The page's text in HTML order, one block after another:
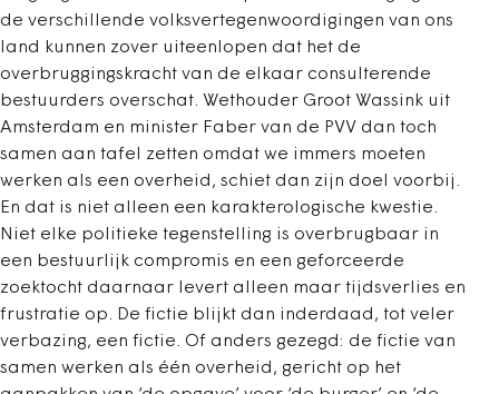
de verschillende volksvertegenwoordigingen van ons
land kunnen zover uiteenlopen dat het de
overbruggingskracht van de ­elkaar consulterende
bestuurders overschat. Wethouder Groot Wassink uit
Amsterdam en minister Faber van de PVV dan toch
samen aan tafel zetten omdat we immers moeten
werken als een overheid, schiet dan zijn doel voorbij.
En dat is niet alleen een karakterologische kwestie.
Niet elke politieke tegenstelling is overbrugbaar in
een bestuurlijk compromis en een geforceerde
zoektocht daarnaar levert alleen maar tijdsverlies en
frustratie op. De fictie blijkt dan inderdaad, tot veler
verbazing, een fictie. Of anders gezegd: de fictie van
samen werken als één overheid, gericht op het